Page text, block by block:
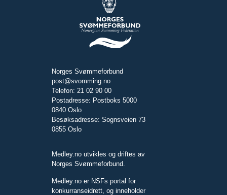
Norges Svømmeforbund
post@svomming.no
Telefon: 21 02 90 00
Postadresse: Postboks 5000
0840 Oslo
Besøksadresse: Sognsveien 73
0855 Oslo
Medley.no utvikles og driftes av
Norges Svømmeforbund.
Medley.no er NSFs portal for
konkurranseidrett, og inneholder